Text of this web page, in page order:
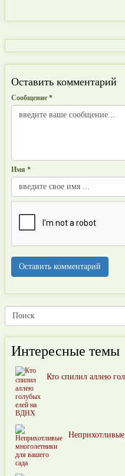
Оставить комментарий
Сообщение *
Имя *
Интересные темы
Кто спилил аллею